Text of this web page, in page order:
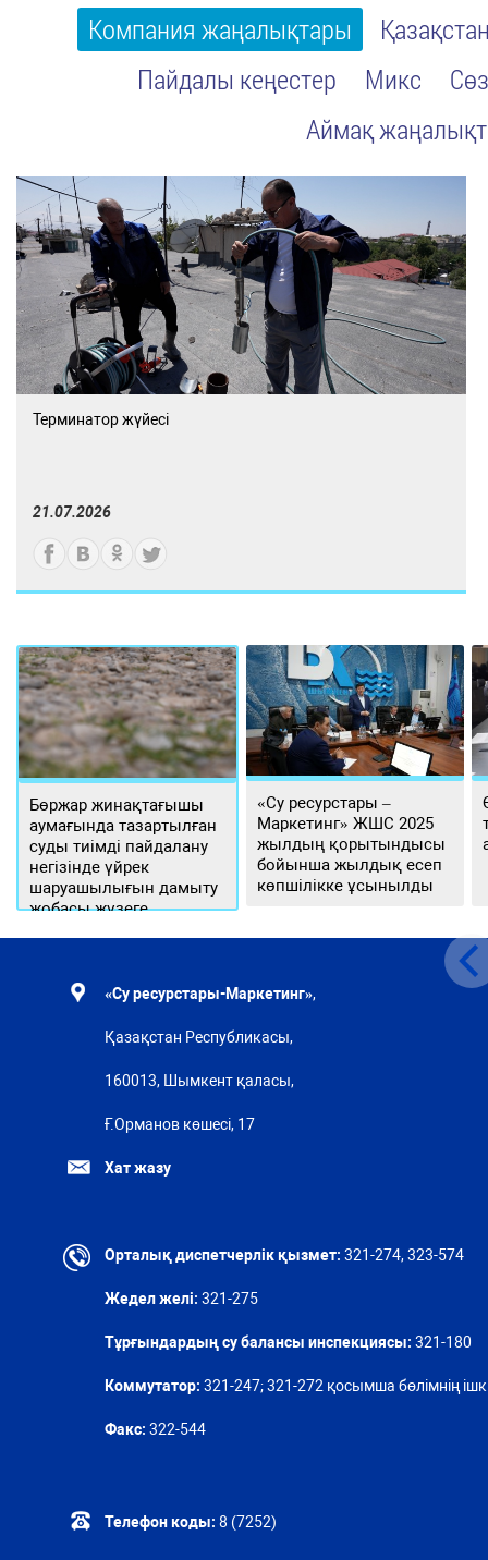
Компания жаңалықтары
Пайдалы кеңестер
Микс
Аймақ
Терминатор жүйесі
21.07.2026
Бөржар жинақтағышы
аумағында тазартылған
суды тиімді пайдалану
негізінде үйрек
шаруашылығын дамыту
жобасы жүзеге
«Су ресурстары –
Маркетинг» ЖШС 2025
жылдың қорытындысы
бойынша жылдық есеп
көпшілікке ұсынылды
«Су ресурстары-Маркетинг»,
Қазақстан Республикасы,
160013, Шымкент қаласы,
Ғ.Орманов көшесі, 17
Хат жазу
Орталық диспетчерлік қызмет: 321-274, 323-574
Жедел желі: 321-275
Тұрғындардың су балансы инспекциясы: 321-180
Коммутатор: 321-247; 321-272 қосымша бөлімнің ішкі
Факс: 322-544
Телефон коды: 8 (7252)